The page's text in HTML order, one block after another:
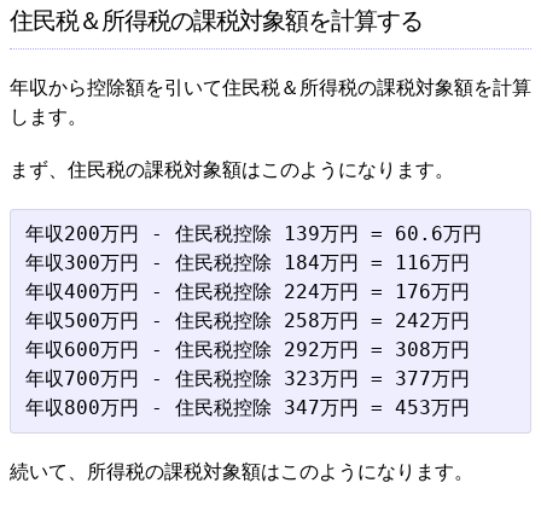
住民税＆所得税の課税対象額を計算する
年収から控除額を引いて住民税＆所得税の課税対象額を計算
します。
まず、住民税の課税対象額はこのようになります。
年収200万円 - 住民税控除 139万円 = 60.6万円
年収300万円 - 住民税控除 184万円 = 116万円
年収400万円 - 住民税控除 224万円 = 176万円
年収500万円 - 住民税控除 258万円 = 242万円
年収600万円 - 住民税控除 292万円 = 308万円
年収700万円 - 住民税控除 323万円 = 377万円
続いて、所得税の課税対象額はこのようになります。